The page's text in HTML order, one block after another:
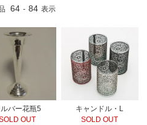
64 - 84 表示
バー花瓶5
OUT
キャンドル・L
SOLD OUT